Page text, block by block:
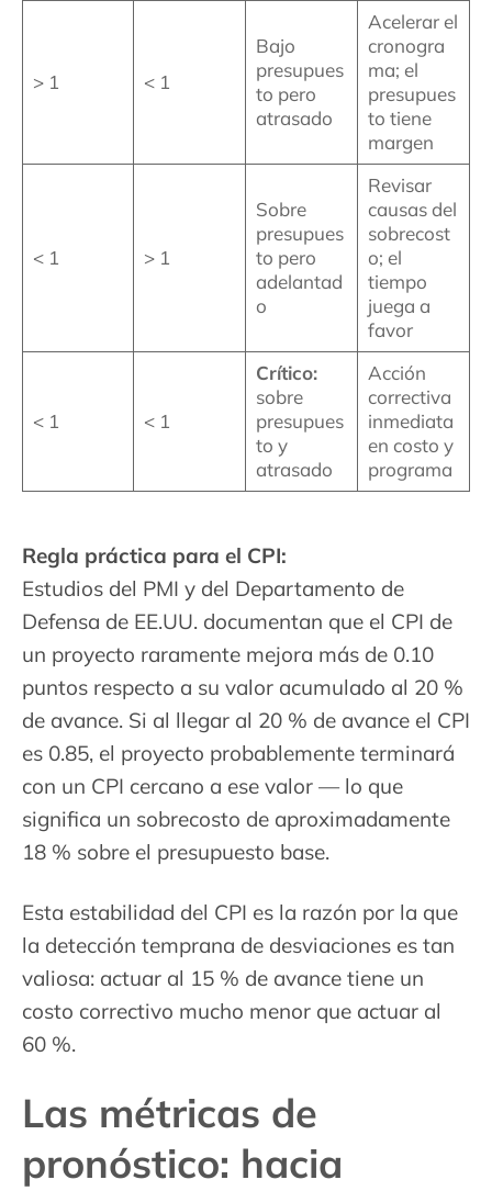
> 1 < 1
Bajo
presupues
to pero
atrasado
Acelerar el
cronogra
ma; el
presupues
to tiene
margen
< 1 > 1
Sobre
presupues
to pero
adelantad
o
Revisar
causas del
sobrecost
o; el
tiempo
juega a
favor
< 1 < 1
Crítico:
sobre
presupues
to y
atrasado
Acción
correctiva
inmediata
en costo y
programa
Regla práctica para el CPI:
Estudios del PMI y del Departamento de
Defensa de EE.UU. documentan que el CPI de
un proyecto raramente mejora más de 0.10
puntos respecto a su valor acumulado al 20 %
de avance. Si al llegar al 20 % de avance el CPI
es 0.85, el proyecto probablemente terminará
con un CPI cercano a ese valor — lo que
significa un sobrecosto de aproximadamente
18 % sobre el presupuesto base.
Esta estabilidad del CPI es la razón por la que
la detección temprana de desviaciones es tan
valiosa: actuar al 15 % de avance tiene un
costo correctivo mucho menor que actuar al
60 %.
Las métricas de
pronóstico: hacia